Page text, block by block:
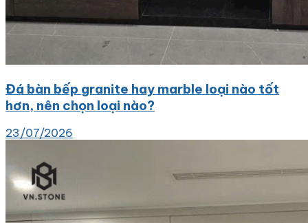
Đá bàn bếp granite hay marble loại nào tốt
hơn, nên chọn loại nào?
23/07/2026